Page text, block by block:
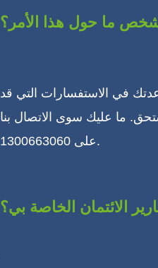
ما حول هذا الأمر؟
في الاستفسارات التي قد
ما عليك سوى الاتصال بنا
على 1300663060.
الائتمان الخاصة بي؟